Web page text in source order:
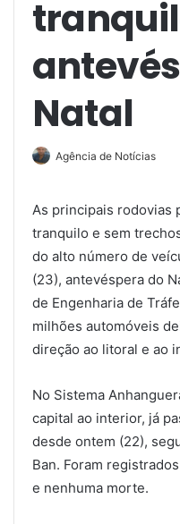
Natal
Agência de Notícias
As principais rodovias
tranquilo e sem
do alto número de
(23), antevéspera do
de Engenharia de
milhões automóveis
direção ao litoral e ao
No Sistema
capital ao interior, já
desde ontem (22),
Ban. Foram
e nenhuma morte.